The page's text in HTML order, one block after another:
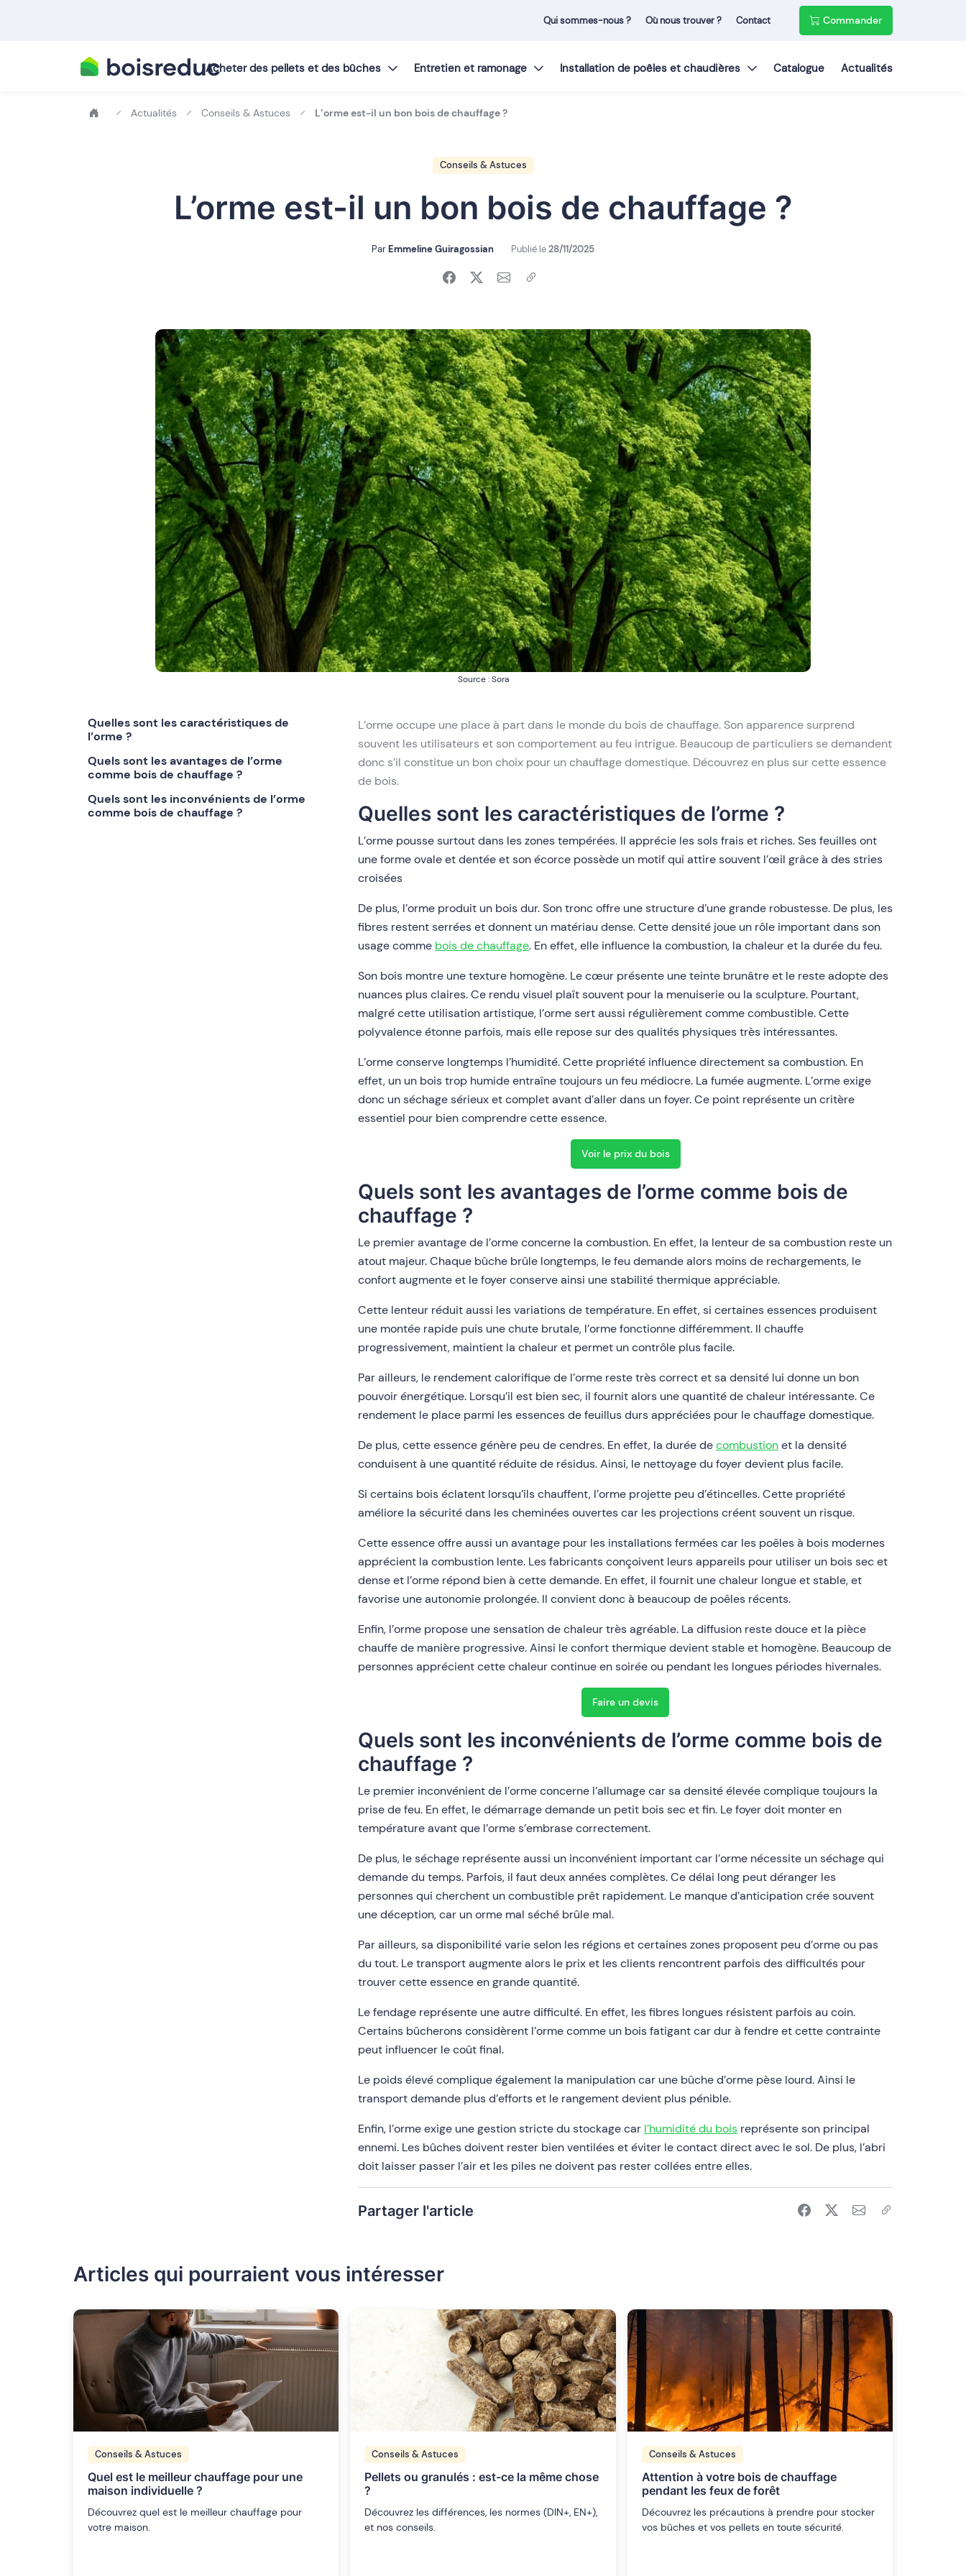
Acheter des pellets et des bûches Entretien et ramonage Installation de poêles et chaudières Catalogue Actualités
Qui sommes-nous ? Où nous trouver ? Contact Commander
Actualités Conseils & Astuces L’orme est-il un bon bois de chauffage ?
Conseils & Astuces
L’orme est-il un bon bois de chauffage ?
ParEmmeline Guiragossian Publié le28/11/2025
Source : Sora
Quelles sont les caractéristiques de
l’orme ?
Quels sont les avantages de l’orme
comme bois de chauffage ?
Quels sont les inconvénients de l’orme
comme bois de chauffage ?
L’orme occupe une place à part dans le monde du bois de chauffage. Son apparence surprend
souvent les utilisateurs et son comportement au feu intrigue. Beaucoup de particuliers se demandent
donc s’il constitue un bon choix pour un chauffage domestique. Découvrez en plus sur cette essence
de bois.
Quelles sont les caractéristiques de l’orme ?
L’orme pousse surtout dans les zones tempérées. Il apprécie les sols frais et riches. Ses feuilles ont
une forme ovale et dentée et son écorce possède un motif qui attire souvent l’œil grâce à des stries
croisées
De plus, l’orme produit un bois dur. Son tronc offre une structure d’une grande robustesse. De plus, les
fibres restent serrées et donnent un matériau dense. Cette densité joue un rôle important dans son
usage comme bois de chauffage. En effet, elle influence la combustion, la chaleur et la durée du feu.
Son bois montre une texture homogène. Le cœur présente une teinte brunâtre et le reste adopte des
nuances plus claires. Ce rendu visuel plaît souvent pour la menuiserie ou la sculpture. Pourtant,
malgré cette utilisation artistique, l’orme sert aussi régulièrement comme combustible. Cette
polyvalence étonne parfois, mais elle repose sur des qualités physiques très intéressantes.
L’orme conserve longtemps l’humidité. Cette propriété influence directement sa combustion. En
effet, un un bois trop humide entraîne toujours un feu médiocre. La fumée augmente. L’orme exige
donc un séchage sérieux et complet avant d’aller dans un foyer. Ce point représente un critère
essentiel pour bien comprendre cette essence.
Voir le prix du bois
Quels sont les avantages de l’orme comme bois de
chauffage ?
Le premier avantage de l’orme concerne la combustion. En effet, la lenteur de sa combustion reste un
atout majeur. Chaque bûche brûle longtemps, le feu demande alors moins de rechargements, le
confort augmente et le foyer conserve ainsi une stabilité thermique appréciable.
Cette lenteur réduit aussi les variations de température. En effet, si certaines essences produisent
une montée rapide puis une chute brutale, l’orme fonctionne différemment. Il chauffe
progressivement, maintient la chaleur et permet un contrôle plus facile.
Par ailleurs, le rendement calorifique de l’orme reste très correct et sa densité lui donne un bon
pouvoir énergétique. Lorsqu’il est bien sec, il fournit alors une quantité de chaleur intéressante. Ce
rendement le place parmi les essences de feuillus durs appréciées pour le chauffage domestique.
De plus, cette essence génère peu de cendres. En effet, la durée decombustionet la densité
conduisent à une quantité réduite de résidus. Ainsi, le nettoyage du foyer devient plus facile.
Si certains bois éclatent lorsqu’ils chauffent, l’orme projette peu d’étincelles. Cette propriété
améliore la sécurité dans les cheminées ouvertes car les projections créent souvent un risque.
Cette essence offre aussi un avantage pour les installations fermées car les poêles à bois modernes
apprécient la combustion lente. Les fabricants conçoivent leurs appareils pour utiliser un bois sec et
dense et l’orme répond bien à cette demande. En effet, il fournit une chaleur longue et stable, et
favorise une autonomie prolongée. Il convient donc à beaucoup de poêles récents.
Enfin, l’orme propose une sensation de chaleur très agréable. La diffusion reste douce et la pièce
chauffe de manière progressive. Ainsi le confort thermique devient stable et homogène. Beaucoup de
personnes apprécient cette chaleur continue en soirée ou pendant les longues périodes hivernales.
Faire un devis
Quels sont les inconvénients de l’orme comme bois de
chauffage ?
Le premier inconvénient de l’orme concerne l’allumage car sa densité élevée complique toujours la
prise de feu. En effet, le démarrage demande un petit bois sec et fin. Le foyer doit monter en
température avant que l’orme s’embrase correctement.
De plus, le séchage représente aussi un inconvénient important car l’orme nécessite un séchage qui
demande du temps. Parfois, il faut deux années complètes. Ce délai long peut déranger les
personnes qui cherchent un combustible prêt rapidement. Le manque d’anticipation crée souvent
une déception, car un orme mal séché brûle mal.
Par ailleurs, sa disponibilité varie selon les régions et certaines zones proposent peu d’orme ou pas
du tout. Le transport augmente alors le prix et les clients rencontrent parfois des difficultés pour
trouver cette essence en grande quantité.
Le fendage représente une autre difficulté. En effet, les fibres longues résistent parfois au coin.
Certains bûcherons considèrent l’orme comme un bois fatigant car dur à fendre et cette contrainte
peut influencer le coût final.
Le poids élevé complique également la manipulation car une bûche d’orme pèse lourd. Ainsi le
transport demande plus d’efforts et le rangement devient plus pénible.
Enfin, l’orme exige une gestion stricte du stockage car l’humidité du bois représente son principal
ennemi. Les bûches doivent rester bien ventilées et éviter le contact direct avec le sol. De plus, l’abri
doit laisser passer l’air et les piles ne doivent pas rester collées entre elles.
Partager l'article
Articles qui pourraient vous intéresser
Conseils & Astuces
Quel est le meilleur chauffage pour une
maison individuelle ?
Découvrez quel est le meilleur chauffage pour
votre maison.
Conseils & Astuces
Pellets ou granulés : est-ce la même chose
?
Découvrez les différences, les normes (DIN+, EN+),
et nos conseils.
Conseils & Astuces
Attention à votre bois de chauffage
pendant les feux de forêt
Découvrez les précautions à prendre pour stocker
vos bûches et vos pellets en toute sécurité.